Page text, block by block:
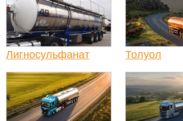
Лигносульфанат Толуол